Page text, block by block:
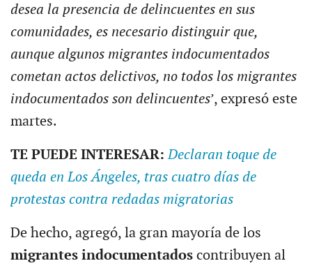
desea la presencia de delincuentes en sus
comunidades, es necesario distinguir que,
aunque algunos migrantes indocumentados
cometan actos delictivos, no todos los migrantes
indocumentados son delincuentes’, expresó este
martes.
TE PUEDE INTERESAR: Declaran toque de
queda en Los Ángeles, tras cuatro días de
protestas contra redadas migratorias
De hecho, agregó, la gran mayoría de los
migrantes indocumentadoscontribuyen al